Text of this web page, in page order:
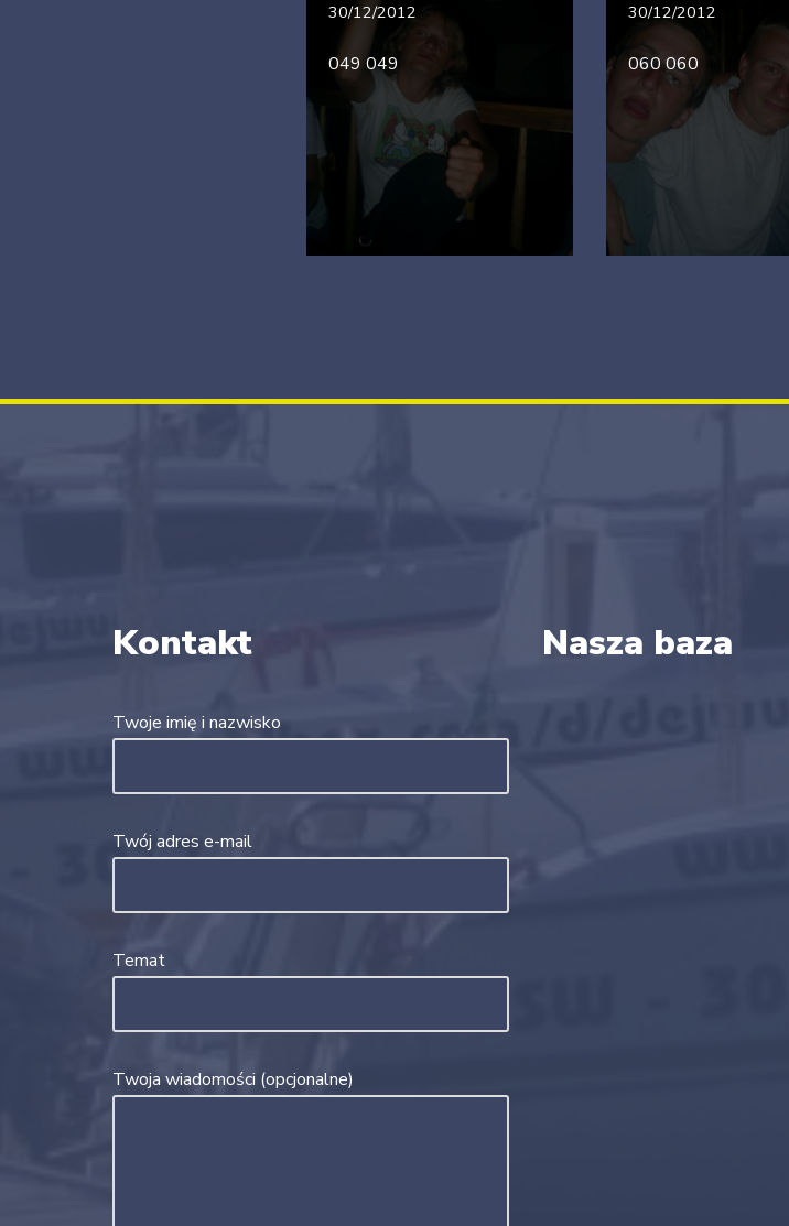
30/12/2012
049 049
30/12/2012
060 060
Kontakt
Twoje imię i nazwisko
Twój adres e-mail
Temat
Twoja wiadomości (opcjonalne)
Nasza baza